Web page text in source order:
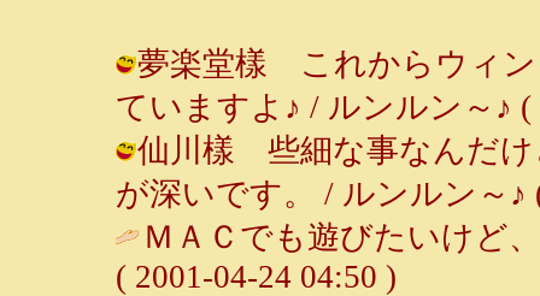
夢楽堂樣 これからウィン
ていますよ♪ / ルンルン～♪ (
仙川樣 些細な事なんだけ
が深いです。 / ルンルン～♪
ＭＡＣでも遊びたいけど
( 2001-04-24 04:50 )